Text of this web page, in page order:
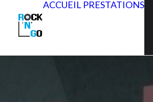
ACCUEIL PRESTATIONS